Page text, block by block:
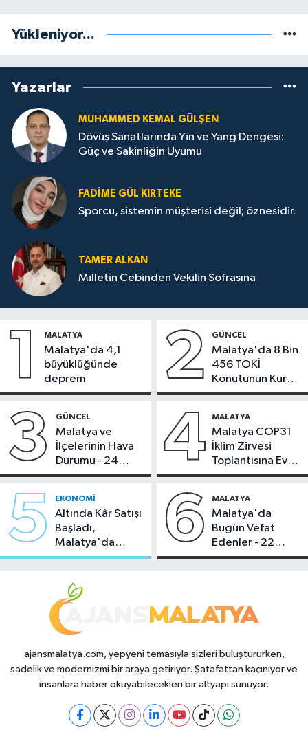
Yükleniyor...
Yazarlar
MUHAMMED KEMAL GÜLŞEN
Dövüş Sanatlarında Yin ve Yang Dengesi:
Güç ve Sakinliğin Uyumu
FADIME GÜL KIRTEKE
Sporcu, sistemin müşterisi değil; öznesidir.
TAMER ALKAN
Milletin Cebinden Vekilin Sofrasına
1 MALATYA
Malatya'da 4,1
büyüklüğünde
deprem
2 GÜNCEL
Malatya'da 8 Bin
456 TOKİ
Konutunun Kurası
Bugün Çekiliyor
3 GÜNCEL
Malatya ve
İlçelerinin Hava
Durumu - 24
Temmuz 2026
4 MALATYA
Malatya COP31
İklim Zirvesi
Toplantısına Ev
Sahipliği Yaptı
5 EKONOMI
Altında Kâr Satışı
Başladı,
Malatya'da
Makas Ne
6 MALATYA
Malatya'da
Bugün Vefat
Edenler - 22
Temmuz 2026
ajansmalatya.com, yepyeni temasıyla sizleri buluştururken,
sadelik ve modernizmi bir araya getiriyor. Şatafattan kaçınıyor ve
insanlara haber okuyabilecekleri bir altyapı sunuyor.